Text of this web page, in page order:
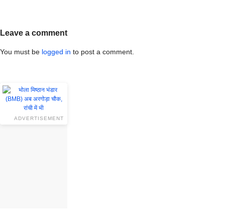
Leave a comment
You must be logged in to post a comment.
ADVERTISEMENT